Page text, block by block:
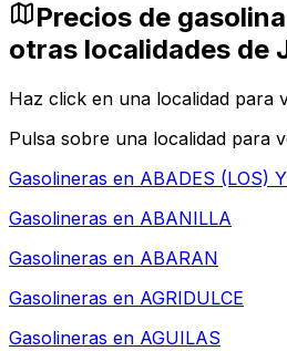
Precios de
otras localidades de
Haz click en una localidad para
Pulsa sobre una localidad para
Gasolineras en ABADES (LOS)
Gasolineras en ABANILLA
Gasolineras en ABARAN
Gasolineras en AGRIDULCE
Gasolineras en AGUILAS